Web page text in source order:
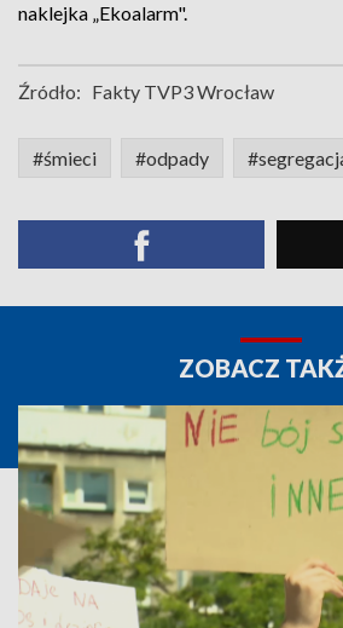
naklejka „Ekoalarm".
Źródło: Fakty TVP3 Wrocław
#śmieci #odpady
ZOBACZ